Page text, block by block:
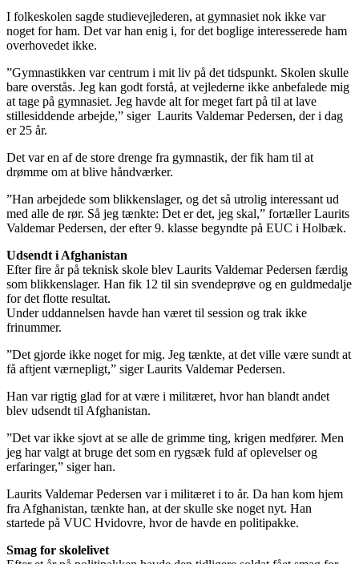
I folkeskolen sagde studievejlederen, at gymnasiet nok ikke var
noget for ham. Det var han enig i, for det boglige interesserede ham
overhovedet ikke.
”Gymnastikken var centrum i mit liv på det tidspunkt. Skolen skulle
bare overstås. Jeg kan godt forstå, at vejlederne ikke anbefalede mig
at tage på gymnasiet. Jeg havde alt for meget fart på til at lave
stillesiddende arbejde,” siger Laurits Valdemar Pedersen, der i dag
er 25 år.
Det var en af de store drenge fra gymnastik, der fik ham til at
drømme om at blive håndværker.
”Han arbejdede som blikkenslager, og det så utrolig interessant ud
med alle de rør. Så jeg tænkte: Det er det, jeg skal,” fortæller Laurits
Valdemar Pedersen, der efter 9. klasse begyndte på EUC i Holbæk.
Udsendt i Afghanistan
Efter fire år på teknisk skole blev Laurits Valdemar Pedersen færdig
som blikkenslager. Han fik 12 til sin svendeprøve og en guldmedalje
for det flotte resultat.
Under uddannelsen havde han været til session og trak ikke
frinummer.
”Det gjorde ikke noget for mig. Jeg tænkte, at det ville være sundt at
få aftjent værnepligt,” siger Laurits Valdemar Pedersen.
Han var rigtig glad for at være i militæret, hvor han blandt andet
blev udsendt til Afghanistan.
”Det var ikke sjovt at se alle de grimme ting, krigen medfører. Men
jeg har valgt at bruge det som en rygsæk fuld af oplevelser og
erfaringer,” siger han.
Laurits Valdemar Pedersen var i militæret i to år. Da han kom hjem
fra Afghanistan, tænkte han, at der skulle ske noget nyt. Han
startede på VUC Hvidovre, hvor de havde en politipakke.
Smag for skolelivet